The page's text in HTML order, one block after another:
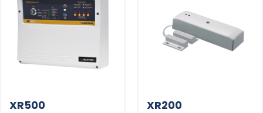
XR500 XR200